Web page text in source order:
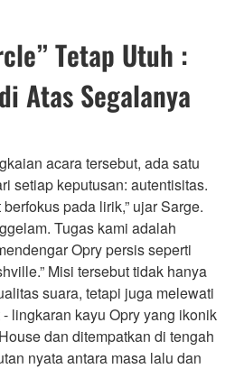
Tetap Utuh :
Atas Segalanya
acara tersebut, ada satu
setiap keputusan: autentisitas.
pada lirik,” ujar Sarge.
Tugas kami adalah
Opry persis seperti
Misi tersebut tidak hanya
suara, tetapi juga melewati
lingkaran kayu Opry yang ikonik
dan ditempatkan di tengah
nyata antara masa lalu dan